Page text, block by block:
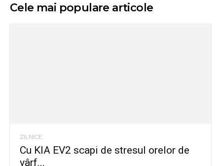
Cele mai populare articole
ZILNICE
Cu KIA EV2 scapi de stresul orelor de
vârf...